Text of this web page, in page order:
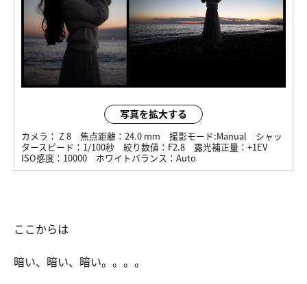
写真を拡大する
カメラ： Z 8 焦点距離： 24.0 mm 撮影モード:Manual
シャッ
タースピード： 1/100秒 絞り数値： F2.8 露光補正量： +1EV
ISO感度： 10000 ホワイトバランス： Auto
ここからは
暗い、暗い、暗い。。。。